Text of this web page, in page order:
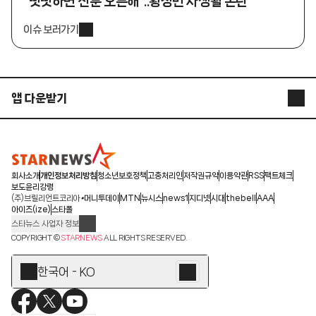
이슈 보러가기
앱 다운받기
STARPOLL
회사소개 개인정보처리방침청소년보호정책 고충처리인저작권규약이용약관 RSS팩트체크
보도윤리강령
(주)브릴리언트코리아 머니투데이 MTN 뉴시스news1 지디넷시대 thebell AAA
아이즈(ize) 스타폴
스타뉴스 사업자 정보
주소: 서울시 종로구 청계천로 11(서린동, 청계한국빌딩)
청소년 보호책임자: 문완식
등록번호:서울 아01055
등록일:2009.12.10
제호:스타뉴스
발행일:2009.12.10
COPYRIGHT ©STARNEWSALL RIGHTS RESERVED.
한국어 - KO